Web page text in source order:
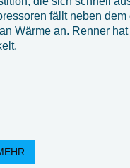
fällt neben
Wärme an. Renner